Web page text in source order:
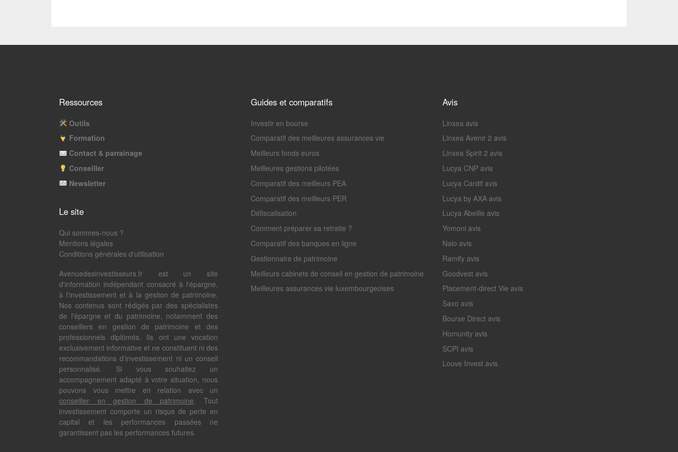
Ressources
Outils
Formation
Contact & parrainage
Conseiller
Newsletter
Le site
Qui sommes-nous ?
Mentions légales
Conditions générales d'utilisation
Avenuedesinvestisseurs.fr est un site
d'information indépendant consacré à l'épargne,
à l'investissement et à la gestion de patrimoine.
Nos contenus sont rédigés par des spécialistes
de l'épargne et du patrimoine, notamment des
conseillers en gestion de patrimoine et des
professionnels diplômés. Ils ont une vocation
exclusivement informative et ne constituent ni des
recommandations d'investissement ni un conseil
personnalisé. Si vous souhaitez un
accompagnement adapté à votre situation, nous
pouvons vous mettre en relation avec un
conseiller en gestion de patrimoine. Tout
investissement comporte un risque de perte en
capital et les performances passées ne
garantissent pas les performances futures.
Guides et comparatifs
Investir en bourse
Comparatif des meilleures assurances vie
Meilleurs fonds euros
Meilleures gestions pilotées
Comparatif des meilleurs PEA
Comparatif des meilleurs PER
Défiscalisation
Comment préparer sa retraite ?
Comparatif des banques en ligne
Gestionnaire de patrimoine
Meilleurs cabinets de conseil en gestion de patrimoine
Meilleures assurances vie luxembourgeoises
Avis
Linxea avis
Linxea Avenir 2 avis
Linxea Spirit 2 avis
Lucya CNP avis
Lucya Cardif avis
Lucya by AXA avis
Lucya Abeille avis
Yomoni avis
Nalo avis
Ramify avis
Goodvest avis
Placement-direct Vie avis
Saxo avis
Bourse Direct avis
Homunity avis
SCPI avis
Louve Invest avis